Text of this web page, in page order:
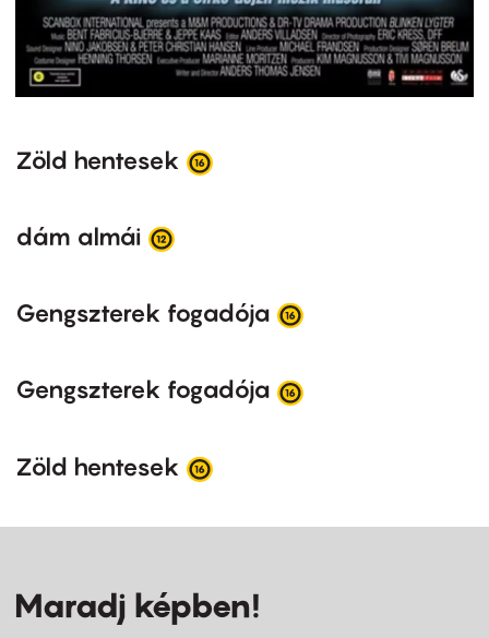
Zöld hentesek
dám almái
Gengszterek fogadója
Gengszterek fogadója
Zöld hentesek
Maradj képben!